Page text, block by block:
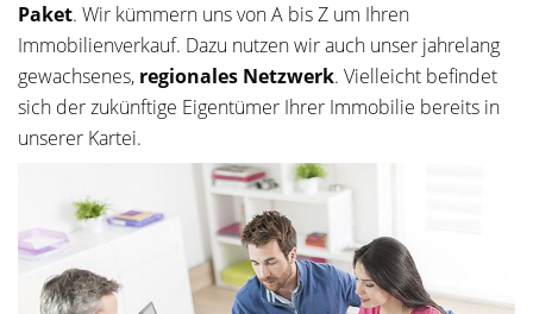
Paket. Wir kümmern uns von A bis Z um Ihren
Immobilienverkauf. Dazu nutzen wir auch unser jahrelang
gewachsenes, regionales Netzwerk. Vielleicht befindet
sich der zukünftige Eigentümer Ihrer Immobilie bereits in
unserer Kartei.